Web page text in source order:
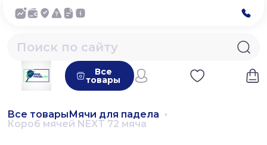
Все
товары
Все товарыМячи для падела
Короб мячей NEXT 72 мяча